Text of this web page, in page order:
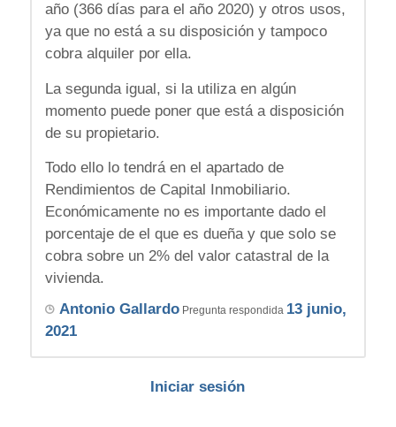
año (366 días para el año 2020) y otros usos,
ya que no está a su disposición y tampoco
cobra alquiler por ella.
La segunda igual, si la utiliza en algún
momento puede poner que está a disposición
de su propietario.
Todo ello lo tendrá en el apartado de
Rendimientos de Capital Inmobiliario.
Económicamente no es importante dado el
porcentaje de el que es dueña y que solo se
cobra sobre un 2% del valor catastral de la
vivienda.
Antonio GallardoPregunta respondida 13 junio,
2021
Iniciar sesión